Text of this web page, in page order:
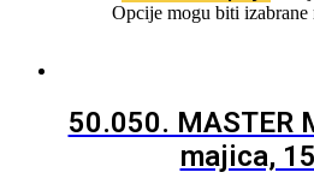
Opcije mogu biti izabrane
50.050. MASTER
majica,